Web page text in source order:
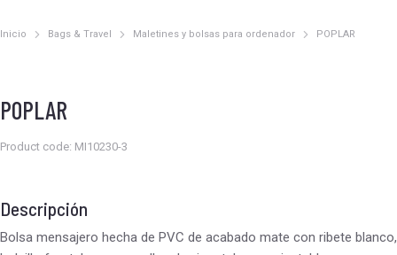
Estás aquí:
Inicio Bags & Travel Maletines y bolsas para ordenador POPLAR
POPLAR
Product code: MI10230-3
Descripción
Bolsa mensajero hecha de PVC de acabado mate con ribete blanco,